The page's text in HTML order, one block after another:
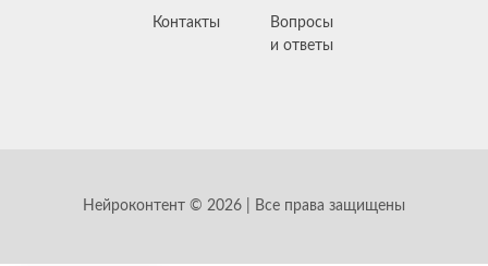
Контакты
Вопросы
и ответы
Нейроконтент © 2026 | Все права защищены